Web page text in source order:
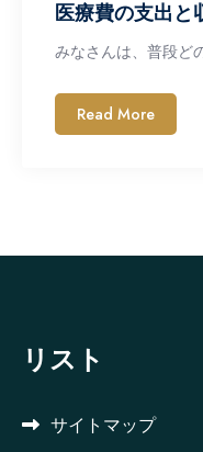
医療費の支出と
みなさんは、普段ど
Read More
リスト
サイトマップ